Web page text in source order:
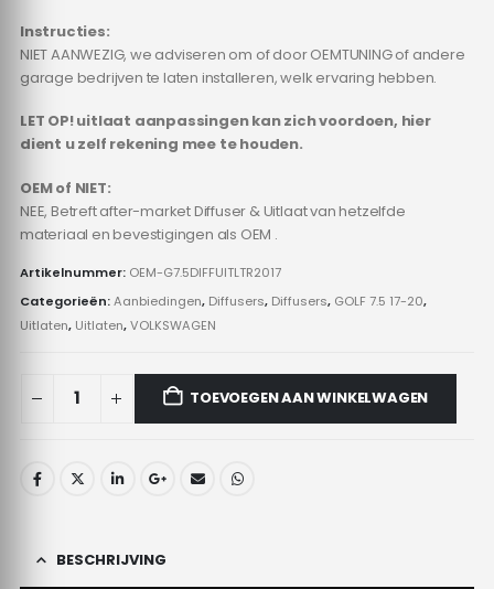
Instructies:
NIET AANWEZIG, we adviseren om of door OEMTUNING of andere
garage bedrijven te laten installeren, welk ervaring hebben.
LET OP! uitlaat aanpassingen kan zich voordoen, hier
dient u zelf rekening mee te houden.
OEM of NIET:
NEE, Betreft after-market Diffuser & Uitlaat van hetzelfde
materiaal en bevestigingen als OEM .
Artikelnummer: OEM-G7.5DIFFUITLTR2017
Categorieën:Aanbiedingen, Diffusers, Diffusers, GOLF 7.5 17-20,
Uitlaten, Uitlaten,VOLKSWAGEN
TOEVOEGEN AAN WINKELWAGEN
BESCHRIJVING